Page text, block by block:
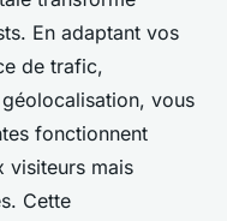
En adaptant vos
de trafic,
vous
fonctionnent
visiteurs mais
Cette